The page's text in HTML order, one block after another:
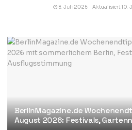
8. Juli 2026 - Aktualisiert 10.
BerlinMagazine.de
August 2026: Festivals,